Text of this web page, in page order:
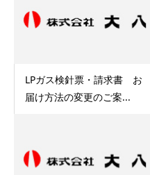
LPガス検針票・請求書 お
届け方法の変更のご案...